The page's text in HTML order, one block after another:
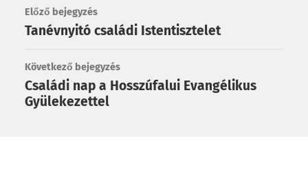
Előző bejegyzés
Tanévnyitó családi Istentisztelet
Következő bejegyzés
Családi nap a Hosszúfalui Evangélikus
Gyülekezettel